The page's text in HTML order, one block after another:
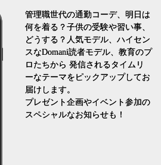
管理職世代の通勤コーデ、明日は
何を着る？子供の受験や習い事、
どうする？人気モデル、ハイセン
スなDomani読者モデル、教育のプ
ロたちから 発信されるタイムリ
ーなテーマをピックアップしてお
届けします。
プレゼント企画やイベント参加の
スペシャルなお知らせも！